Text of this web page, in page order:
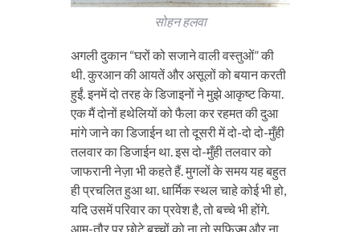
सोहन हलवा
अगली दुकान “घरों को सजाने वाली वस्तुओं” की
थी. कुरआन की आयतें और असूलों को बयान करती
हुईं. इनमें दो तरह के डिजाइनों ने मुझे आकृष्ट किया.
एक मैं दोनों हथेलियों को फैला कर रहमत की दुआ
मांगे जाने का डिजाईन था तो दूसरी में दो-दो दो-मुँही
तलवार का डिजाईन था. इस दो-मुँही तलवार को
जाफरानी नेज़ा भी कहते हैं. मुगलों के समय यह बहुत
ही प्रचलित हुआ था. धार्मिक स्थल चाहे कोई भी हो,
यदि उसमें परिवार का प्रवेश है, तो बच्चे भी होंगे.
आम-तौर पर छोटे बच्चों को ना तो सूफिज्म और ना